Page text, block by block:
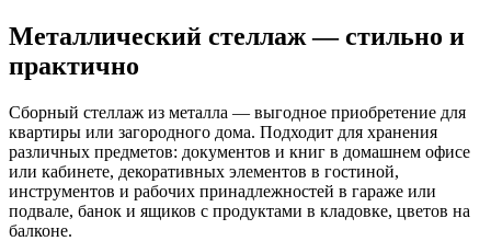
Металлический стеллаж — стильно и
практично
Сборный стеллаж из металла — выгодное приобретение для
квартиры или загородного дома. Подходит для хранения
различных предметов: документов и книг в домашнем офисе
или кабинете, декоративных элементов в гостиной,
инструментов и рабочих принадлежностей в гараже или
подвале, банок и ящиков с продуктами в кладовке, цветов на
балконе.